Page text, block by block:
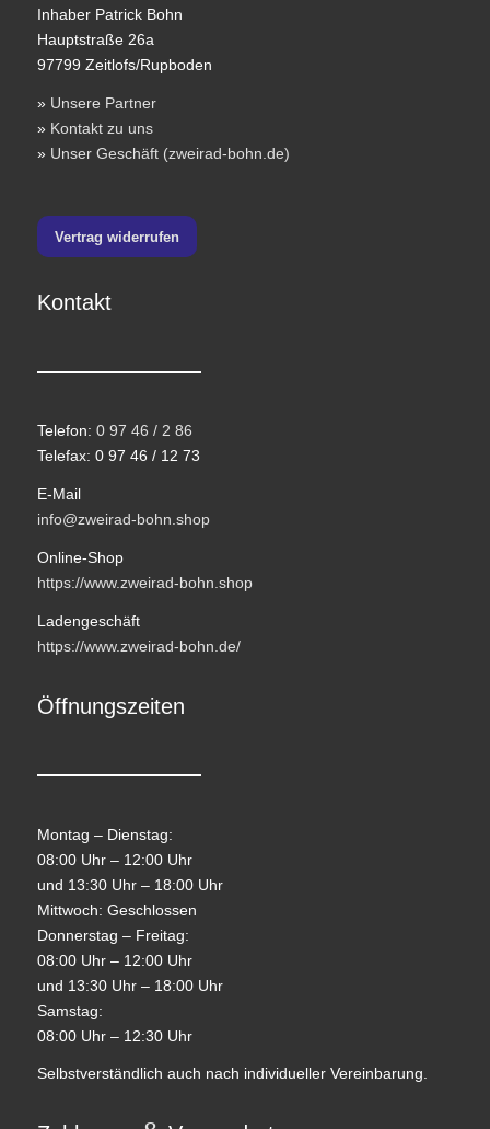
Inhaber Patrick Bohn
Hauptstraße 26a
97799 Zeitlofs/Rupboden
» Unsere Partner
» Kontakt zu uns
» Unser Geschäft (zweirad-bohn.de)
Vertrag widerrufen
Kontakt
Telefon: 0 97 46 / 2 86
Telefax: 0 97 46 / 12 73
E-Mail
info@zweirad-bohn.shop
Online-Shop
https://www.zweirad-bohn.shop
Ladengeschäft
https://www.zweirad-bohn.de/
Öffnungszeiten
Montag – Dienstag:
08:00 Uhr – 12:00 Uhr
und 13:30 Uhr – 18:00 Uhr
Mittwoch: Geschlossen
Donnerstag – Freitag:
08:00 Uhr – 12:00 Uhr
und 13:30 Uhr – 18:00 Uhr
Samstag:
08:00 Uhr – 12:30 Uhr
Selbstverständlich auch nach individueller Vereinbarung.